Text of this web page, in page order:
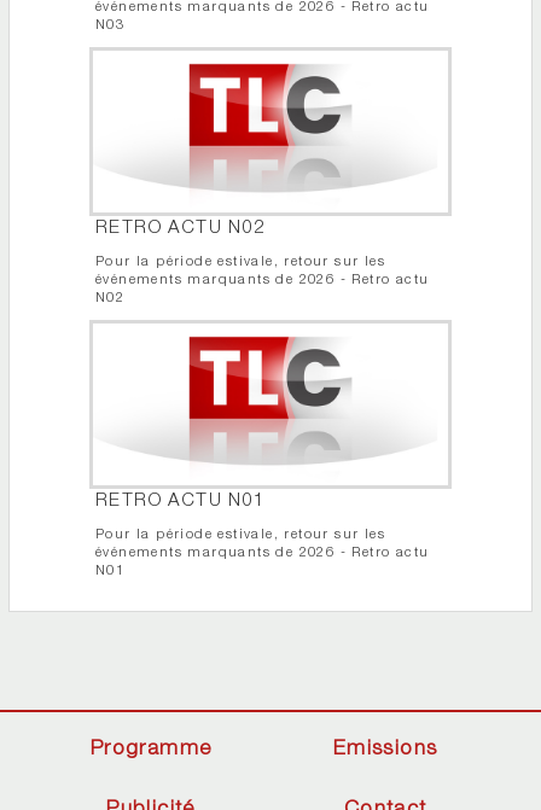
événements marquants de 2026 - Retro actu
N03
RETRO ACTU N02
Pour la période estivale, retour sur les
événements marquants de 2026 - Retro actu
N02
RETRO ACTU N01
Pour la période estivale, retour sur les
événements marquants de 2026 - Retro actu
N01
Programme Emissions